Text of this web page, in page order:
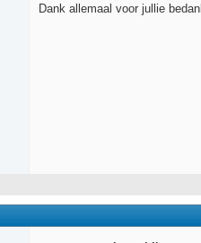
Dank allemaal voor jullie